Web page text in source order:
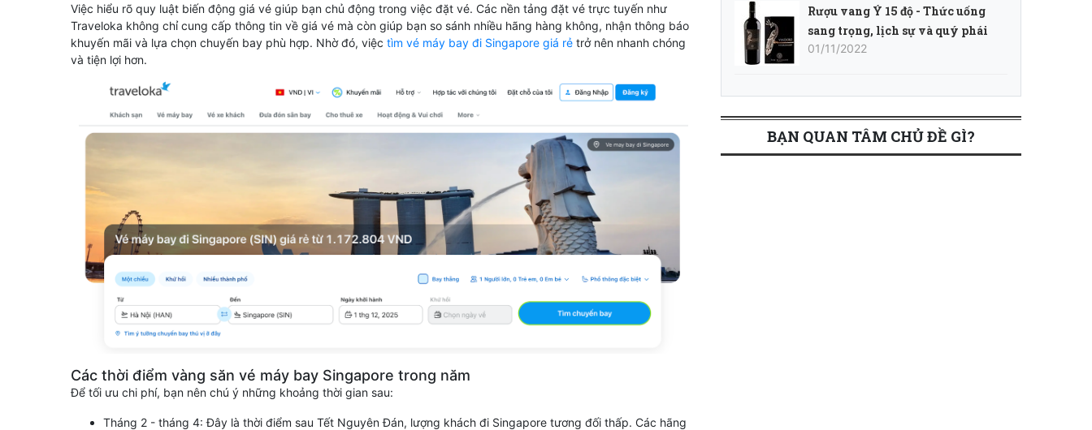
Việc hiểu rõ quy luật biến động giá vé giúp bạn chủ động trong việc đặt vé. Các nền tảng đặt vé trực tuyến như
Traveloka không chỉ cung cấp thông tin về giá vé mà còn giúp bạn so sánh nhiều hãng hàng không, nhận thông báo
khuyến mãi và lựa chọn chuyến bay phù hợp. Nhờ đó, việc tìm vé máy bay đi Singapore giá rẻ trở nên nhanh chóng
và tiện lợi hơn.
Các thời điểm vàng săn vé máy bay Singapore trong năm
Để tối ưu chi phí, bạn nên chú ý những khoảng thời gian sau:
Tháng 2 - tháng 4: Đây là thời điểm sau Tết Nguyên Đán, lượng khách đi Singapore tương đối thấp. Các hãng
Rượu vang Ý 15 độ - Thức uống
sang trọng, lịch sự và quý phái
01/11/2022
BẠN QUAN TÂM CHỦ ĐỀ GÌ?